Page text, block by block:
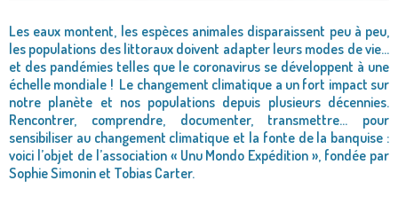
Les eaux montent, les espèces animales disparaissent peu à peu,
les populations des littoraux doivent adapter leurs modes de vie…
et des pandémies telles que le coronavirus se développent à une
échelle mondiale ! Le changement climatique a un fort impact sur
notre planète et nos populations depuis plusieurs décennies.
Rencontrer, comprendre, documenter, transmettre… pour
sensibiliser au changement climatique et la fonte de la banquise :
voici l’objet de l’association « Unu Mondo Expédition », fondée par
Sophie Simonin et Tobias Carter.